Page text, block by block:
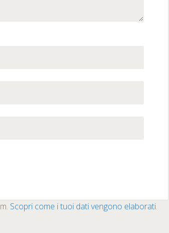
Scopri come i tuoi dati vengono elaborati.